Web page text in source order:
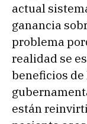
actual
ganancia
problema
realidad se
beneficios
están